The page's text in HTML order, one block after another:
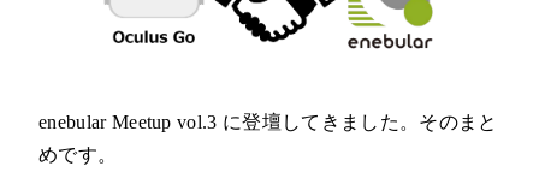
enebular Meetup vol.3 に登壇してきました。そのまと
めです。